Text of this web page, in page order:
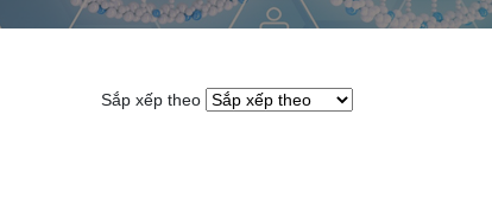
Sắp xếp theo